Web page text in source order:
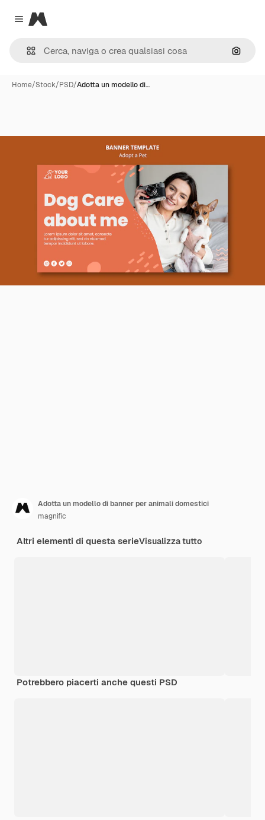
Close menu
Magnific
Cerca
Home/Stock/PSD/Adotta un modello di…
Adotta un modello di banner per animali domestici
magnific
Altri elementi di questa serieVisualizza tutto
Potrebbero piacerti anche questi PSD